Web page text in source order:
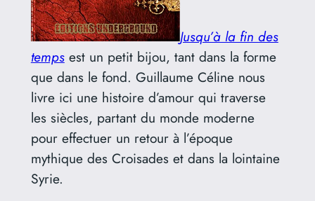
Jusqu’à la fin des
tempsest un petit bijou, tant dans la forme
que dans le fond. Guillaume Céline nous
livre ici une histoire d’amour qui traverse
les siècles, partant du monde moderne
pour effectuer un retour à l’époque
mythique des Croisades et dans la lointaine
Syrie.